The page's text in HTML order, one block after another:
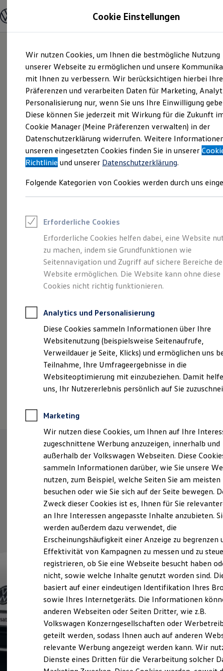
Hauptinhalt
springen
Footer
springen
Modelle und Konfigurator
Modelle vergleichen
Elektroautos
ENERGY Sondermodelle
Nutzfahrzeuge
SUV und CUV
Familienautos
Kombis
Kompaktwagen
Sportwagen
Schnell verfügbare Fahrzeuge
Angebote und Produkte
Aktuelle Angebote
E-Auto-Förderung
Volkswagen Marktplatz
Junge Gebrauchtwagen und Gebrauchtwagen
Saisonangebote
Leasing
Leasing-Angebote
Gebrauchtwagen Leasing
Junge Gebrauchtwagen-Leasing
Elektroauto Leasing
Kleinwagen-Leasing
Leasing ohne Anzahlung
Autokredit mit Schlussrate
Versicherungen und Garantien
Kfz-Versicherung
Restschuldversicherungen
Garantien
Wartungsverträge
Geschäftskunden
Professional Class bei Volkswagen
Großkunden
Behörden
Anpfiff zum Gewinn
Elektroautos
ID. Tutorials
Elektrofahrzeugkonzepte
Reichweite
Reichweite der ID. Modelle
Reichweite im Winter
Laden
Laden unterwegs
Laden Zuhause
Ladezeitensimulator
Batterie
Sicherheit
Garantie und Lebensdauer
Nachhaltigkeit
Technologie
Kosten und Kauf
Verbrauchskosten
Kaufoptionen
E-Auto-Förderung
Software und Konnektivität
Die ID. Software 6
ID. Software Versionen und Updates
Digitale Extras
Schnittstellen zu Ihrem ID.
Eleganzschön
großartig. Der Passat.
Cookie Einstellungen
Wir nutzen Cookies, um Ihnen die bestmögliche Nutzung
unserer Webseite zu ermöglichen und unsere
mit Ihnen zu verbessern. Wir berücksichtigen hierbei Ihre
Präferenzen und verarbeiten Daten für Marketing,
Personalisierung nur, wenn Sie uns Ihre Einwilligung
Diese können Sie jederzeit mit Wirkung für die Zukunft
Cookie Manager (Meine Präferenzen verwalten) in der
Datenschutzerklärung widerrufen. Weitere
unseren eingesetzten Cookies finden Sie in unserer
Richtlinie und unserer Datenschutzerklärung.
Folgende Kategorien von Cookies werden durch uns
Erforderliche Cookies
Erforderliche Cookies helfen dabei, eine Website
zu machen, indem sie Grundfunktionen wie
Seitennavigation und Zugriff auf sichere Bereiche
Website ermöglichen. Die Website kann ohne diese
Cookies nicht richtig funktionieren.
Analytics und Personalisierung
Diese Cookies sammeln Informationen über Ihre
Websitenutzung (beispielsweise Seitenaufrufe,
Verweildauer je Seite, Klicks) und ermöglichen uns
Teilnahme, Ihre Umfrageergebnisse in die
Websiteoptimierung mit einzubeziehen. Damit
uns, Ihr Nutzererlebnis persönlich auf Sie
Marketing
Wir nutzen diese Cookies, um Ihnen auf Ihre
zugeschnittene Werbung anzuzeigen, innerhalb und
außerhalb der Volkswagen Webseiten. Diese
sammeln Informationen darüber, wie Sie unsere
nutzen, zum Beispiel, welche Seiten Sie am meisten
besuchen oder wie Sie sich auf der Seite bewegen.
Zweck dieser Cookies ist es, Ihnen für Sie
an Ihre Interessen angepasste Inhalte anzubieten.
werden außerdem dazu verwendet, die
Erscheinungshäufigkeit einer Anzeige zu begrenzen
Effektivität von Kampagnen zu messen und zu
registrieren, ob Sie eine Webseite besucht haben
nicht, sowie welche Inhalte genutzt worden sind.
basiert auf einer eindeutigen Identifikation Ihres
sowie Ihres Internetgeräts. Die Informationen
anderen Webseiten oder Seiten Dritter, wie z.B.
Volkswagen Konzerngesellschaften oder
geteilt werden, sodass Ihnen auch auf anderen
relevante Werbung angezeigt werden kann. Wir
Dienste eines Dritten für die Verarbeitung solcher